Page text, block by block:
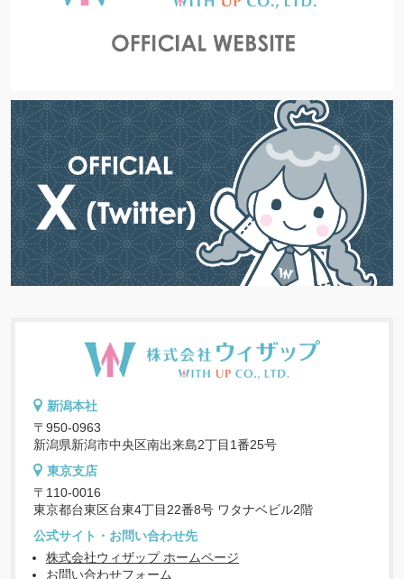
新潟本社
〒950-0963
新潟県新潟市中央区南出来島2丁目1番25号
東京支店
〒110-0016
東京都台東区台東4丁目22番8号 ワタナベビル2階
公式サイト・お問い合わせ先
株式会社ウィザップ ホームページ
お問い合わせフォーム